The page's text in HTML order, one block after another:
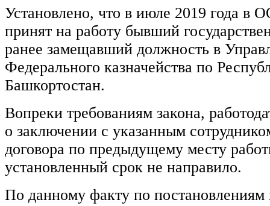
Установлено, что в июле 2019 года
принят на работу бывший
ранее замещавший должность в
Федерального казначейства по
Башкортостан.
Вопреки требованиям закона,
о заключении с указанным
договора по предыдущему месту
установленный срок не направило.
По данному факту по постановлениям